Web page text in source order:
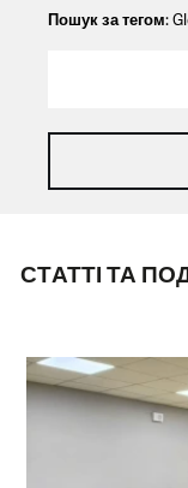
Пошук за тегом:
СТАТТІ ТА